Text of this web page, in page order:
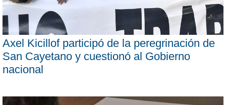
Axel Kicillof participó de la peregrinación de
San Cayetano y cuestionó al Gobierno
nacional